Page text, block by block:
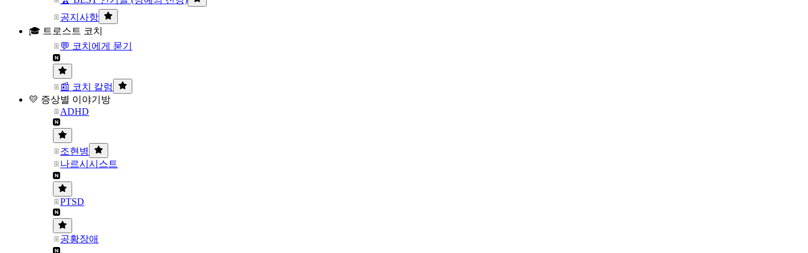
공지사항
🎓 트로스트 코치
💬 코치에게 묻기
📰 코치 칼럼
💛 증상별 이야기방
ADHD
조현병
나르시시스트
PTSD
공황장애